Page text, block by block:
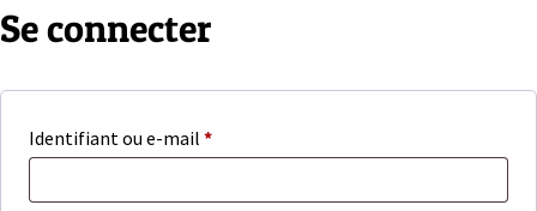
Se connecter
Identifiant ou e-mail *